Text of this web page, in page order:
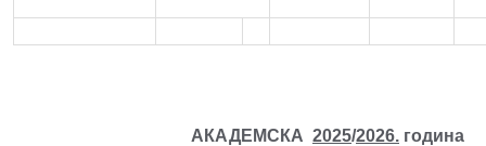
АКАДЕМСКА 2025/2026. година